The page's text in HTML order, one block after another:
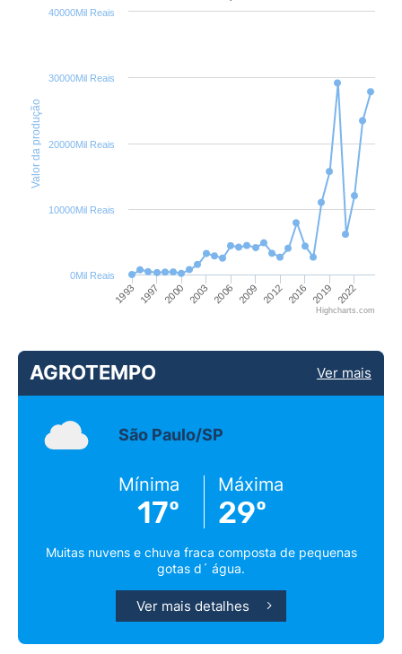
Valor da produção
1993 2000 2006 2012 2019
1997 2003 2009 2016 2022
0Mil Reais
10000Mil Reais
20000Mil Reais
30000Mil Reais
40000Mil Reais
Highcharts.com
AGROTEMPO Ver mais
São Paulo/SP
Mínima
17º
Máxima
29º
Muitas nuvens e chuva fraca composta de pequenas
gotas d´ água.
Ver mais detalhes